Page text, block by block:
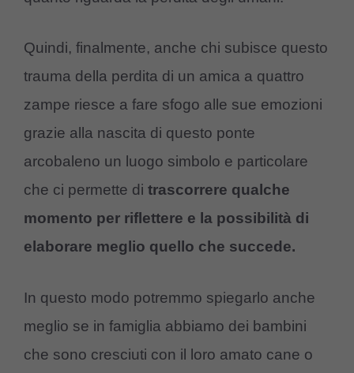
Quindi, finalmente, anche chi subisce questo
trauma della perdita di un amica a quattro
zampe riesce a fare sfogo alle sue emozioni
grazie alla nascita di questo ponte
arcobaleno un luogo simbolo e particolare
che ci permette di trascorrere qualche
momento per riflettere e la possibilità di
elaborare meglio quello che succede.
In questo modo potremmo spiegarlo anche
meglio se in famiglia abbiamo dei bambini
che sono cresciuti con il loro amato cane o